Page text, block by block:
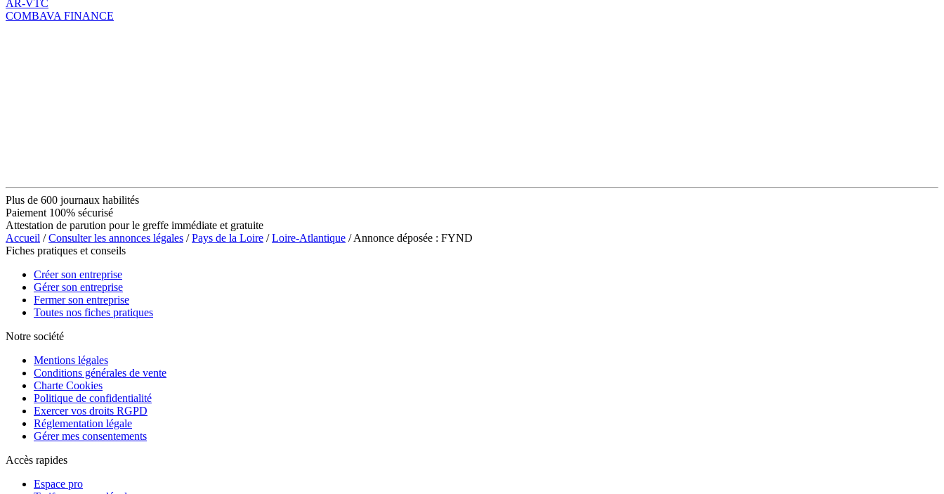
AR-VTC
COMBAVA FINANCE
Plus de 600 journaux habilités
Paiement 100% sécurisé
Attestation de parution pour le greffe immédiate et gratuite
Accueil /Consulter les annonces légales /Pays de la Loire /Loire-Atlantique / Annonce déposée : FYND
Fiches pratiques et conseils
Créer son entreprise
Gérer son entreprise
Fermer son entreprise
Toutes nos fiches pratiques
Notre société
Mentions légales
Conditions générales de vente
Charte Cookies
Politique de confidentialité
Exercer vos droits RGPD
Réglementation légale
Gérer mes consentements
Accès rapides
Espace pro